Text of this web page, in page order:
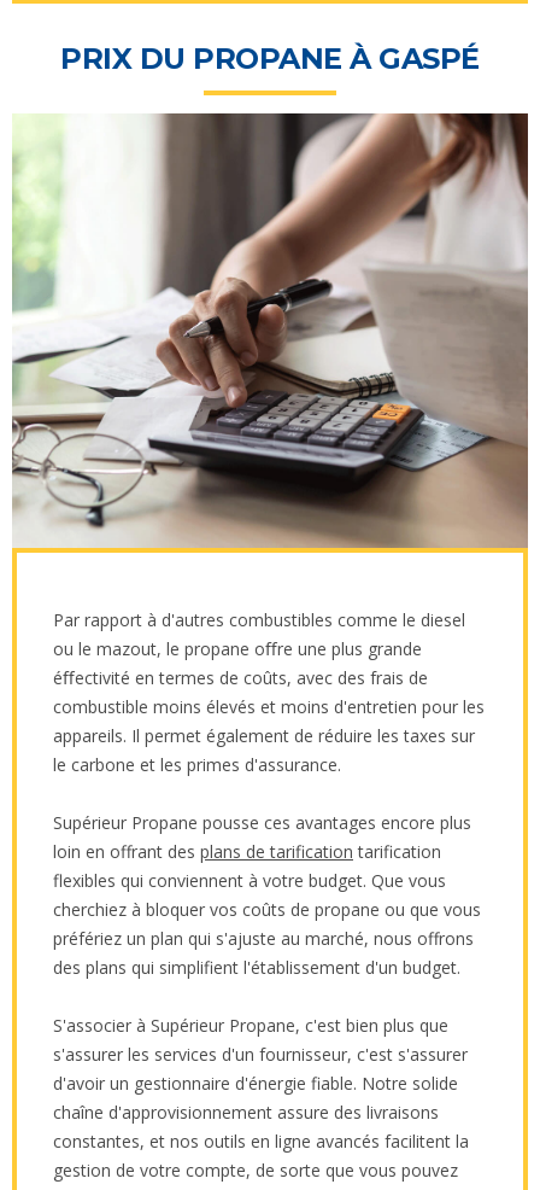
PRIX DU PROPANE À GASPÉ
Par rapport à d'autres combustibles comme le diesel
ou le mazout, le propane oﬀre une plus grande
éﬀectivité en termes de coûts, avec des frais de
combustible moins élevés et moins d'entretien pour les
appareils. Il permet également de réduire les taxes sur
le carbone et les primes d'assurance.
Supérieur Propane pousse ces avantages encore plus
loin en offrant des plans de tarification tarification
flexibles qui conviennent à votre budget. Que vous
cherchiez à bloquer vos coûts de propane ou que vous
préfériez un plan qui s'ajuste au marché, nous offrons
des plans qui simplifient l'établissement d'un budget.
S'associer à Supérieur Propane, c'est bien plus que
s'assurer les services d'un fournisseur, c'est s'assurer
d'avoir un gestionnaire d'énergie fiable. Notre solide
chaîne d'approvisionnement assure des livraisons
constantes, et nos outils en ligne avancés facilitent la
gestion de votre compte, de sorte que vous pouvez